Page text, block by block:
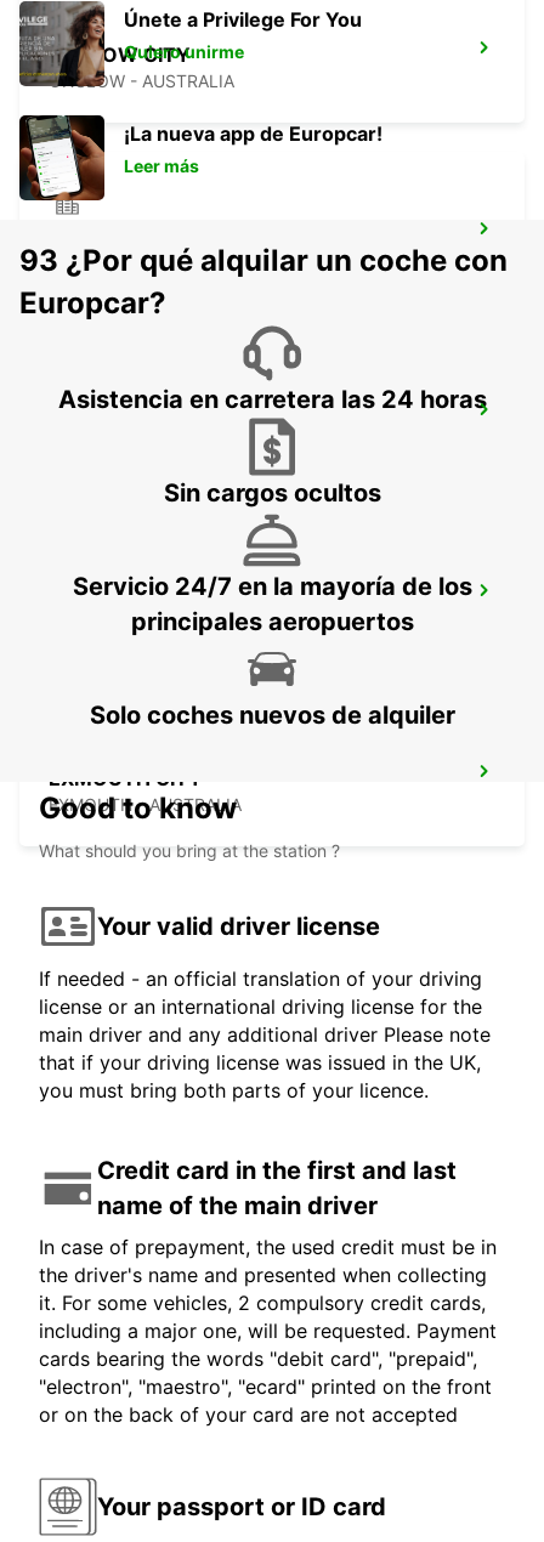
ONSLOW CITY
ONSLOW - AUSTRALIA
PORT HEDLAND - AUSTRALIA
PORT HEDLAND AIRPORT
PORT HEDLAND - AUSTRALIA
EXMOUTH LEARMONTH AIRPORT
EXMOUTH - AUSTRALIA
EXMOUTH CITY
EXMOUTH - AUSTRALIA
Únete a Privilege For You
Quiero unirme
¡La nueva app de Europcar!
Leer más
93 ¿Por qué alquilar un coche con
Europcar?
Asistencia en carretera las 24 horas
Sin cargos ocultos
Servicio 24/7 en la mayoría de los
principales aeropuertos
Solo coches nuevos de alquiler
Good to know
What should you bring at the station ?
Your valid driver license
If needed - an official translation of your driving
license or an international driving license for the
main driver and any additional driver Please note
that if your driving license was issued in the UK,
you must bring both parts of your licence.
Credit card in the first and last
name of the main driver
In case of prepayment, the used credit must be in
the driver's name and presented when collecting
it. For some vehicles, 2 compulsory credit cards,
including a major one, will be requested. Payment
cards bearing the words "debit card", "prepaid",
"electron", "maestro", "ecard" printed on the front
or on the back of your card are not accepted
Your passport or ID card